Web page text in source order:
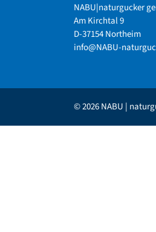
NABU|naturgucker
Am Kirchtal 9
D-37154 Northeim
info@NABU-
© 2026 NABU |